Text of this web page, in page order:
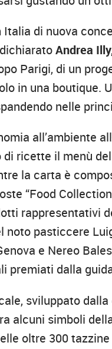
di nuova
Andrea
Parigi, di un
in una boutique.
nelle
all’ambiente
ricette il menù
la carta è
“Food
rappresentativi
noto pasticcere
e Nereo
dalla guida
sviluppato
alcuni simboli
oltre 300